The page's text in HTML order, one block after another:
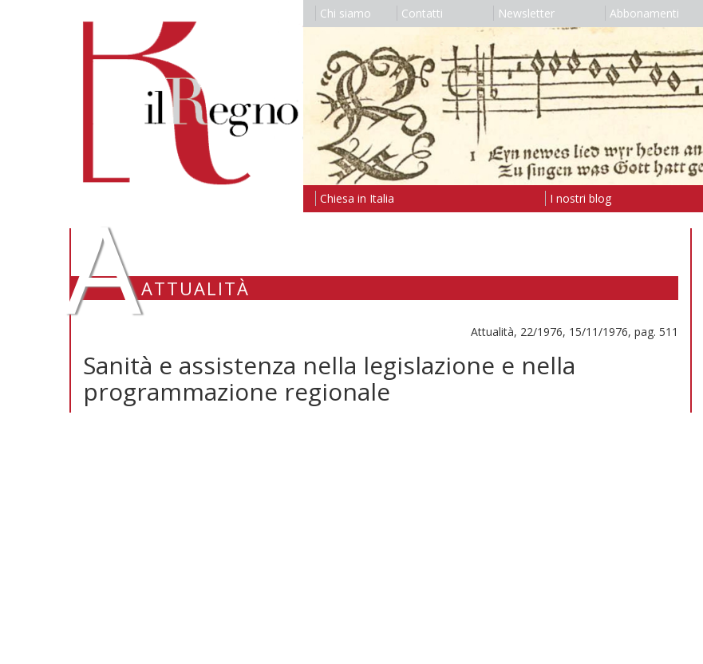
Chi siamo Contatti Newsletter Abbonamenti
Chiesa in Italia I nostri blog
AATTUALITÀ
Attualità, 22/1976, 15/11/1976, pag. 511
Sanità e assistenza nella legislazione e nella
programmazione regionale